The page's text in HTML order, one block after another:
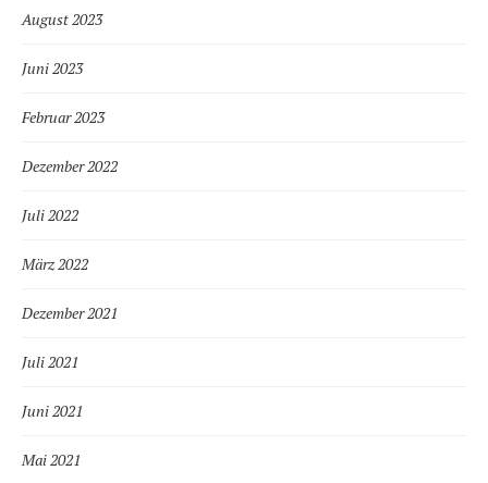
August 2023
Juni 2023
Februar 2023
Dezember 2022
Juli 2022
März 2022
Dezember 2021
Juli 2021
Juni 2021
Mai 2021